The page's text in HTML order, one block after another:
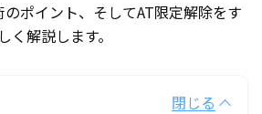
ポイント、そしてAT限定解除をす
く解説します。
閉じる